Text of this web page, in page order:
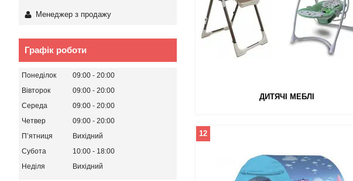
ДИТЯЧІ МЕБЛІ
12
Менеджер з продажу
Графік роботи
Понеділок 09:00
20:00
Вівторок
09:00
20:00
Середа
09:00
20:00
Четвер
09:00
20:00
Пʼятниця
Вихідний
Субота
10:00
18:00
Неділя
Вихідний